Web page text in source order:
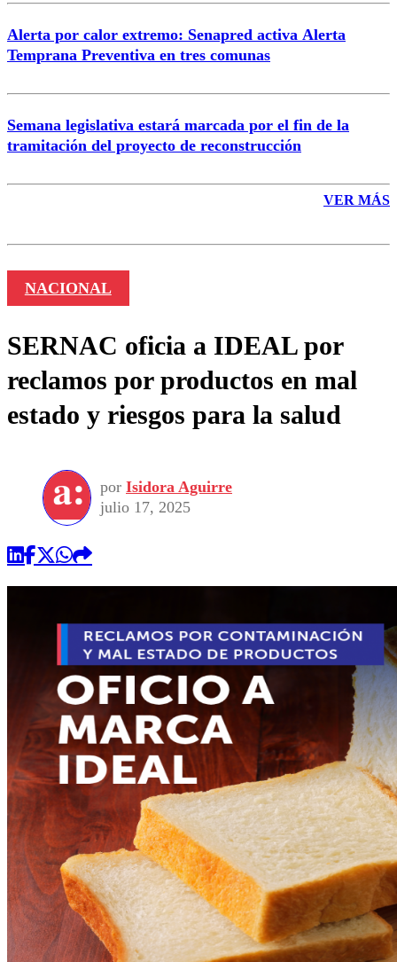
Alerta por calor extremo: Senapred activa Alerta
Temprana Preventiva en tres comunas
Semana legislativa estará marcada por el fin de la
tramitación del proyecto de reconstrucción
VER MÁS
NACIONAL
SERNAC oficia a IDEAL por
reclamos por productos en mal
estado y riesgos para la salud
por Isidora Aguirre
julio 17, 2025